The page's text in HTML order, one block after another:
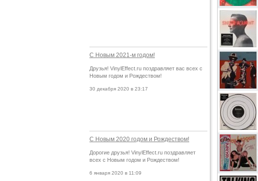
С Новым 2021-м годом!
Друзья! VinylEffect.ru поздравляет вас всех с
Новым годом и Рождеством!
30 декабря 2020 в 23:17
С Новым 2020 годом и Рождеством!
Дорогие друзья! VinylEffect.ru поздравляет
всех с Новым годом и Рождеством!
6 января 2020 в 11:09